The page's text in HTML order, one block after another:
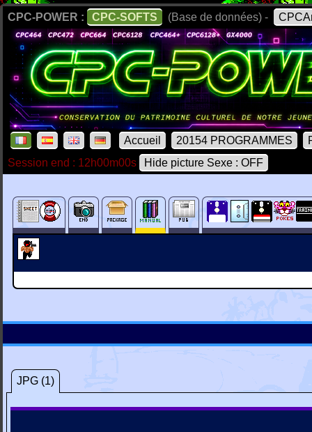
CPC-POWER : CPC-SOFTS (Base de données) -
Accueil 20154 PROGRAMMES
Session end : 12h00m00s
Hide picture Sexe : OFF
JPG (1)